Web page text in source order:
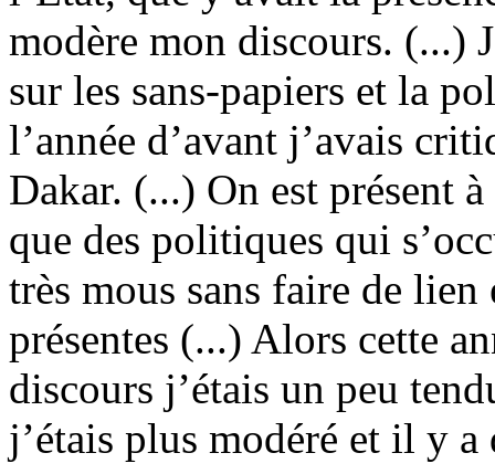
modère mon discours. (...)
sur les sans-papiers et la
l’année d’avant j’avais
Dakar. (...) On est présent
que des politiques qui
très mous sans faire de lien
présentes (...) Alors cette
discours j’étais un peu
j’étais plus modéré et il y a